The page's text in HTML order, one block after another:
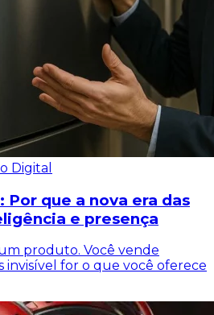
Digital
Por que a nova era das
e presença
produto. Você vende
invisível for o que você oferece